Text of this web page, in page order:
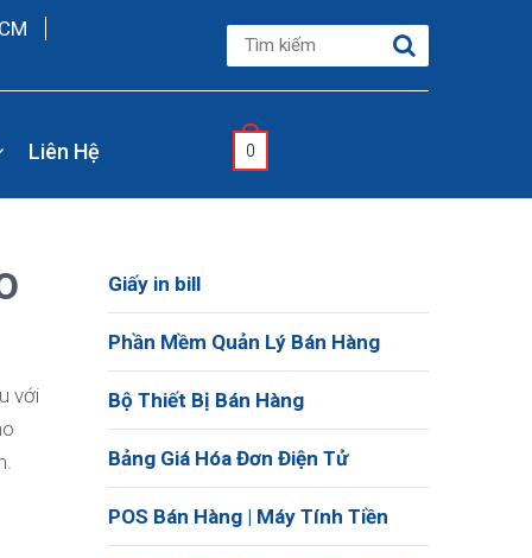
Liên Hệ 0
với
Giấy in bill
Phần Mềm Quản Lý Bán Hàng
Bộ Thiết Bị Bán Hàng
Bảng Giá Hóa Đơn Điện Tử
POS Bán Hàng | Máy Tính Tiền